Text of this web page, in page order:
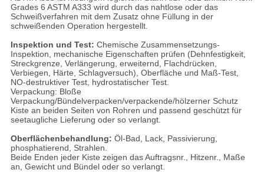
Grades 6 ASTM A333 wird durch das nahtlose oder das
Schweißverfahren mit dem Zusatz ohne Füllung in der
schweißenden Operation hergestellt.
Inspektion und Test: Chemische Zusammensetzungs-
Inspektion, mechanische Eigenschaften prüfen (Dehnfestigkeit,
Streckgrenze, Verlängerung, erweiternd, Flachdrücken,
Verbiegen, Härte, Schlagversuch), Oberfläche und Maß-Test,
NO-destruktiver Test, hydrostatischer Test.
Verpackung: Bloße
Verpackung/Bündelverpacken/verpackende/hölzerner Schutz
Kiste an beiden Seiten von Rohren und passend geschützt für
seetaugliche Lieferung oder so verlangt.
Oberflächenbehandlung: Öl-Bad, Lack, Passivierung,
phosphatierend, Strahlen.
Beide Enden jeder Kiste zeigen das Auftragsnr., Hitzenr., Maße
an, Gewicht und Bündel oder so verlangt.